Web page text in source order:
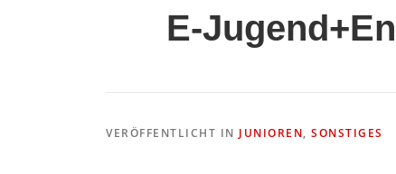
E-
VERÖFFENTLICHT IN JUNIOREN, SONSTIGES